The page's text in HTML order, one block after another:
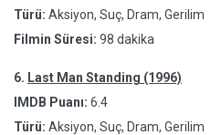
Türü: Aksiyon, Suç, Dram, Gerilim
Filmin Süresi: 98 dakika
6. Last Man Standing (1996)
IMDB Puanı: 6.4
Türü: Aksiyon, Suç, Dram, Gerilim